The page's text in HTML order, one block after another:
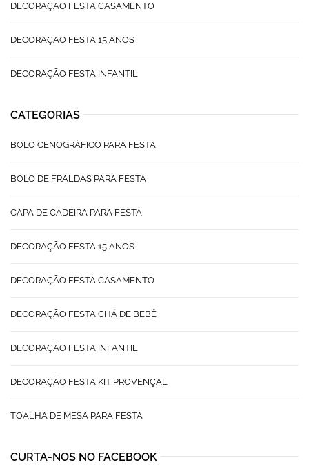
DECORAÇÃO FESTA CASAMENTO
DECORAÇÃO FESTA 15 ANOS
DECORAÇÃO FESTA INFANTIL
CATEGORIAS
BOLO CENOGRÁFICO PARA FESTA
BOLO DE FRALDAS PARA FESTA
CAPA DE CADEIRA PARA FESTA
DECORAÇÃO FESTA 15 ANOS
DECORAÇÃO FESTA CASAMENTO
DECORAÇÃO FESTA CHÁ DE BEBÊ
DECORAÇÃO FESTA INFANTIL
DECORAÇÃO FESTA KIT PROVENÇAL
TOALHA DE MESA PARA FESTA
CURTA-NOS NO FACEBOOK